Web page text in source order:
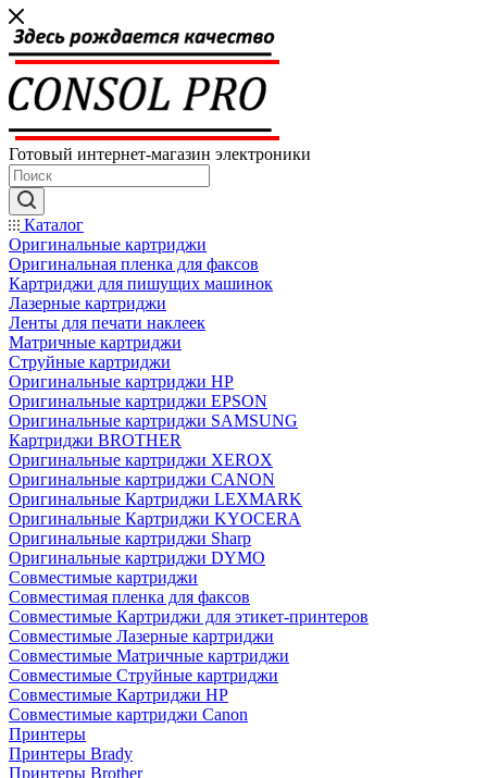
Готовый интернет-магазин электроники
Каталог
Оригинальные картриджи
Оригинальная пленка для факсов
Картриджи для пишущих машинок
Лазерные картриджи
Ленты для печати наклеек
Матричные картриджи
Струйные картриджи
Оригинальные картриджи HP
Оригинальные картриджи EPSON
Оригинальные картриджи SAMSUNG
Картриджи BROTHER
Оригинальные картриджи XEROX
Оригинальные картриджи CANON
Оригинальные Картриджи LEXMARK
Оригинальные Картриджи KYOCERA
Оригинальные картриджи Sharp
Оригинальные картриджи DYMO
Совместимые картриджи
Совместимая пленка для факсов
Совместимые Картриджи для этикет-принтеров
Совместимые Лазерные картриджи
Совместимые Матричные картриджи
Совместимые Струйные картриджи
Совместимые Картриджи HP
Совместимые картриджи Canon
Принтеры
Принтеры Brady
Принтеры Brother